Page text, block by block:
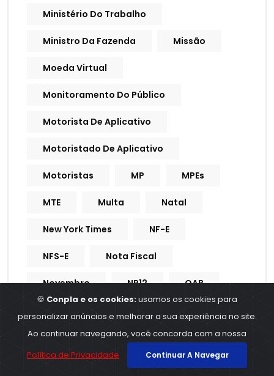
Ministério Do Trabalho
Ministro Da Fazenda Missão
Moeda Virtual
Monitoramento Do Público
Motorista De Aplicativo
Motoristado De Aplicativo
Motoristas MP MPEs
MTE Multa Natal
New York Times NF-E
NFS-E Nota Fiscal
Novembro NR12 OAB
Operações Financeiras
Organização De Documentos
🍪 Conpla e os cookies:usamos os cookies para
personalizar anúncios e melhorar a sua experiência no site.
Ao continuar navegando, você concorda com a nossa
Política de Privacidade
Continuar A Navegar